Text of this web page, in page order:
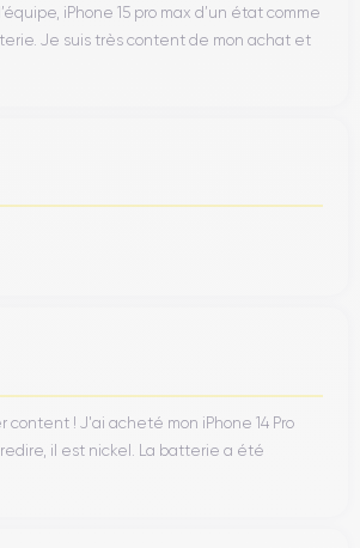
iPhone 15 pro max d’un état comme
Je suis très content de mon achat et
content ! J'ai acheté mon iPhone 14 Pro
il est nickel. La batterie a été